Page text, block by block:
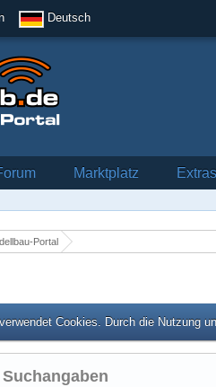
Deutsch
Marktplatz Extras
Portal
Cookies. Durch die Nutzung